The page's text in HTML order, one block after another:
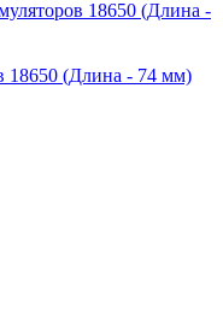
18650 (Длина - 74 мм)